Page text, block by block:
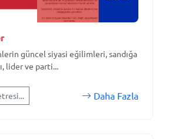
güncel siyasi eğilimleri, sandığa
lider ve parti...
Daha Fazla